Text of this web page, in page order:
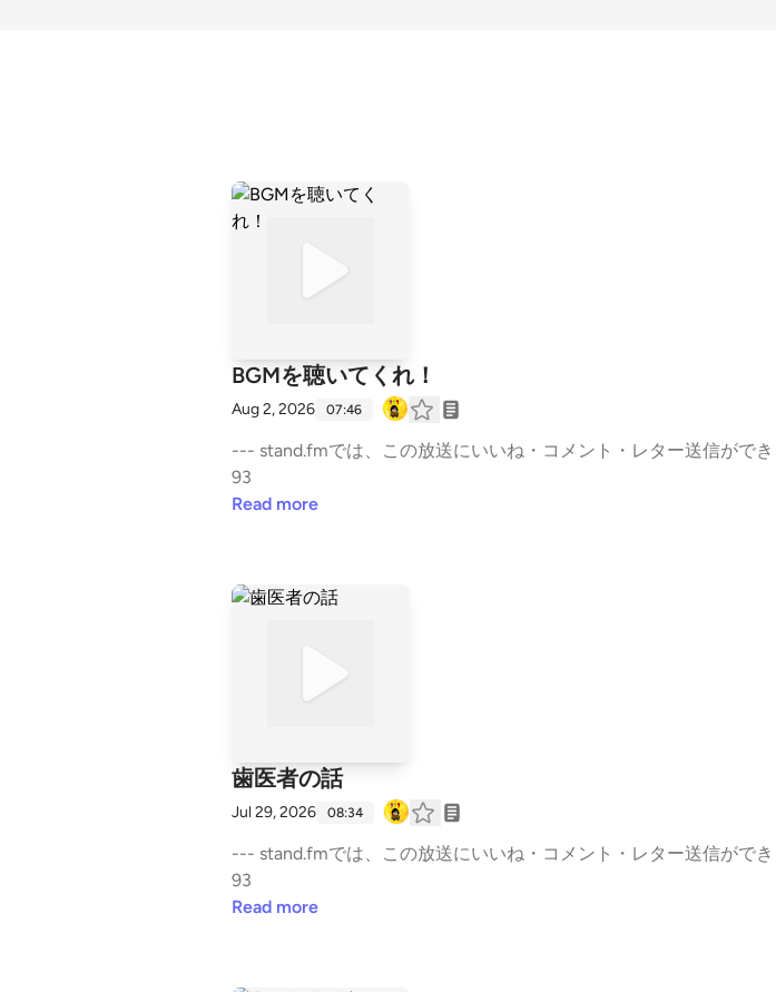
BGMを聴いてくれ！
Aug 2, 2026 07:46
--- stand.fmでは、この放送にいいね・コメント・レター送信がで
93
Read more
歯医者の話
Jul 29, 2026 08:34
--- stand.fmでは、この放送にいいね・コメント・レター送信がで
93
Read more